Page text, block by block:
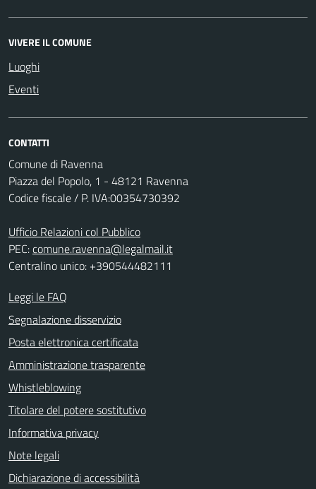
VIVERE IL COMUNE
Luoghi
Eventi
CONTATTI
Comune di Ravenna
Piazza del Popolo, 1 - 48121 Ravenna
Codice fiscale / P. IVA:00354730392
Ufficio Relazioni col Pubblico
PEC:comune.ravenna@legalmail.it
Centralino unico: +390544482111
Leggi le FAQ
Segnalazione disservizio
Posta elettronica certificata
Amministrazione trasparente
Whistleblowing
Titolare del potere sostitutivo
Informativa privacy
Note legali
Dichiarazione di accessibilità